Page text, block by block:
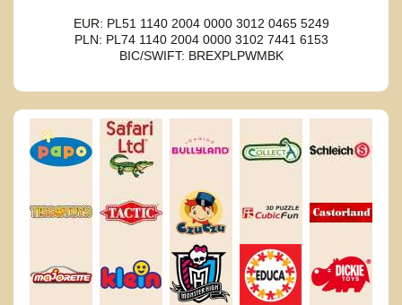
EUR: PL51 1140 2004 0000 3012 0465 5249
PLN: PL74 1140 2004 0000 3102 7441 6153
BIC/SWIFT: BREXPLPWMBK